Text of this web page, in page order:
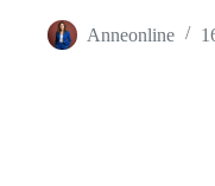
Anneonline